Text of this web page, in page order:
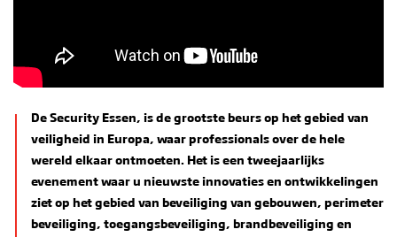
De Security Essen, is de grootste beurs op het gebied van
veiligheid in Europa, waar professionals over de hele
wereld elkaar ontmoeten. Het is een tweejaarlijks
evenement waar u nieuwste innovaties en ontwikkelingen
ziet op het gebied van beveiliging van gebouwen, perimeter
beveiliging, toegangsbeveiliging, brandbeveiliging en